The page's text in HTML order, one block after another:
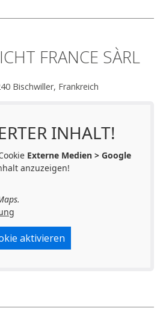
FRANCE SÀRL
Bischwiller, Frankreich
INHALT!
Externe Medien > Google
anzuzeigen!
aktivieren